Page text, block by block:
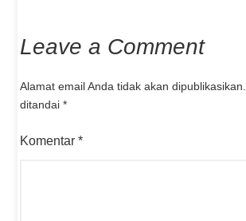
Leave a Comment
Alamat email Anda tidak akan dipublikasikan.
ditandai *
Komentar *